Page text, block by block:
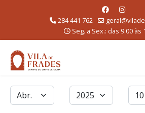
284 441 762
Seg. a Sex.: das 9:00 às
Filtros
Mês Ano Qtd.